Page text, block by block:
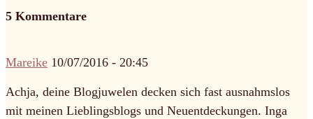
5 Kommentare
Mareike 10/07/2016 - 20:45
Achja, deine Blogjuwelen decken sich fast ausnahmslos
mit meinen Lieblingsblogs und Neuentdeckungen. Inga